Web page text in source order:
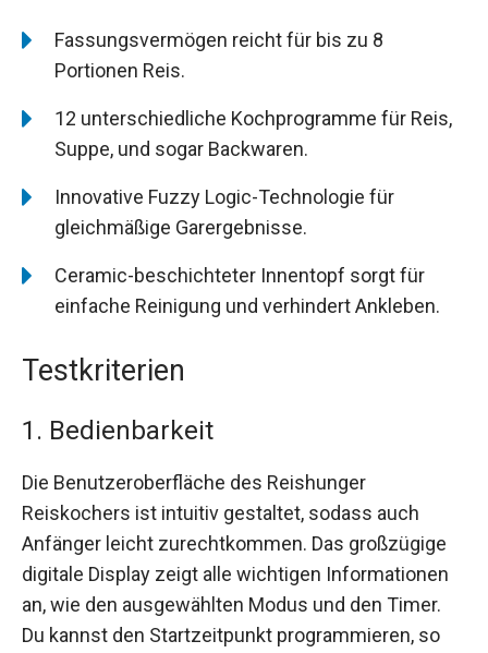
Fassungsvermögen reicht für bis zu 8
Portionen Reis.
12 unterschiedliche Kochprogramme für Reis,
Suppe, und sogar Backwaren.
Innovative Fuzzy Logic-Technologie für
gleichmäßige Garergebnisse.
Ceramic-beschichteter Innentopf sorgt für
einfache Reinigung und verhindert Ankleben.
Testkriterien
1. Bedienbarkeit
Die Benutzeroberfläche des Reishunger
Reiskochers ist intuitiv gestaltet, sodass auch
Anfänger leicht zurechtkommen. Das großzügige
digitale Display zeigt alle wichtigen Informationen
an, wie den ausgewählten Modus und den Timer.
Du kannst den Startzeitpunkt programmieren, so